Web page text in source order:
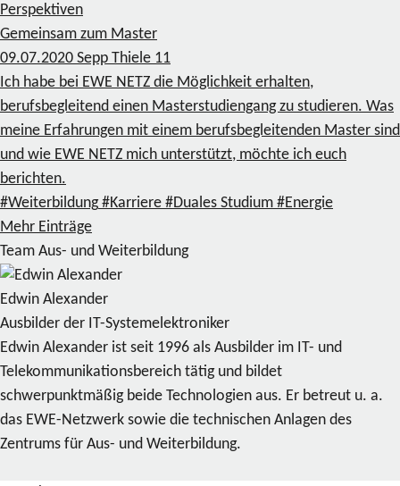
Perspektiven
Gemeinsam zum Master
09.07.2020 Sepp Thiele 11
Ich habe bei EWE NETZ die Möglichkeit erhalten,
berufsbegleitend einen Masterstudiengang zu studieren. Was
meine Erfahrungen mit einem berufsbegleitenden Master sind
und wie EWE NETZ mich unterstützt, möchte ich euch
berichten.
#Weiterbildung #Karriere #Duales Studium #Energie
Mehr Einträge
Team Aus- und Weiterbildung
Edwin Alexander
Ausbilder der IT-Systemelektroniker
Edwin Alexander ist seit 1996 als Ausbilder im IT- und
Telekommunikationsbereich tätig und bildet
schwerpunktmäßig beide Technologien aus. Er betreut u. a.
das EWE-Netzwerk sowie die technischen Anlagen des
Zentrums für Aus- und Weiterbildung.